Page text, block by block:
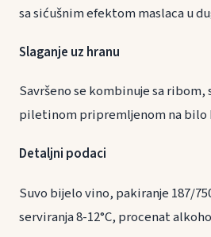
sa sićušnim efektom maslaca u
Slaganje uz hranu
Savršeno se kombinuje sa
piletinom pripremljenom na
Detaljni podaci
Suvo bijelo vino, pakiranje 187/
serviranja 8-12°C, procenat